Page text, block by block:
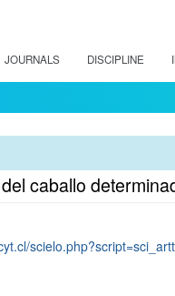
JOURNALS DISCIPLINE
caballo